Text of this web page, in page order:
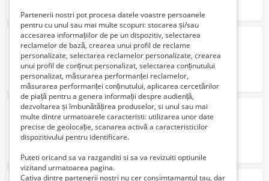
Inchiriez macarale - 50T, 80T, 100T, 200T
1 Lei
Constructii civile si industriale
11 Lei
Partenerii nostri pot procesa datele voastre persoanele
pentru cu unul sau mai multe scopuri: stocarea și/sau
accesarea informațiilor de pe un dispozitiv, selectarea
reclamelor de bază, crearea unui profil de reclame
personalizate, selectarea reclamelor personalizate, crearea
unui profil de conținut personalizat, selectarea conținutului
personalizat, măsurarea performanței reclamelor,
măsurarea performanței conținutului, aplicarea cercetărilor
de piață pentru a genera informații despre audiență,
dezvoltarea și îmbunătățirea produselor, si unul sau mai
multe dintre urmatoarele caracteristi: utilizarea unor date
precise de geolocație, scanarea activă a caracteristicilor
dispozitivului pentru identificare.
Puteti oricand sa va razganditi si sa va revizuiti optiunile
vizitand urmatoarea pagina.
Cativa dintre partenerii nostri nu cer consimtamantul tau, dar